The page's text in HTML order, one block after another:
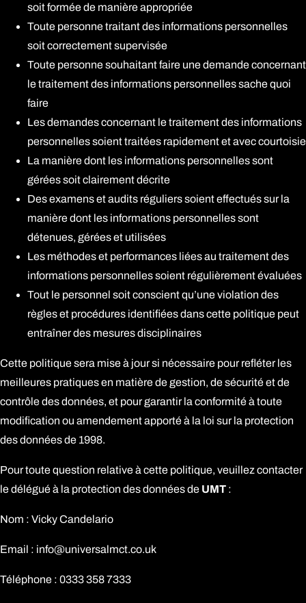
soit formée de manière appropriée
Toute personne traitant des informations personnelles
soit correctement supervisée
Toute personne souhaitant faire une demande concernant
le traitement des informations personnelles sache quoi
faire
Les demandes concernant le traitement des informations
personnelles soient traitées rapidement et avec courtoisie
La manière dont les informations personnelles sont
gérées soit clairement décrite
Des examens et audits réguliers soient effectués sur la
manière dont les informations personnelles sont
détenues, gérées et utilisées
Les méthodes et performances liées au traitement des
informations personnelles soient régulièrement évaluées
Tout le personnel soit conscient qu’une violation des
règles et procédures identifiées dans cette politique peut
entraîner des mesures disciplinaires
Cette politique sera mise à jour si nécessaire pour refléter les
meilleures pratiques en matière de gestion, de sécurité et de
contrôle des données, et pour garantir la conformité à toute
modification ou amendement apporté à la loi sur la protection
des données de 1998.
Pour toute question relative à cette politique, veuillez contacter
le délégué à la protection des données de UMT :
Nom : Vicky Candelario
Email : info@universalmct.co.uk
Téléphone : 0333 358 7333